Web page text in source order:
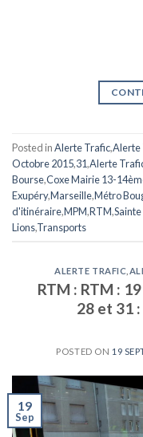
Posted inAlerte Trafic,Alerte
Octobre 2015,31,Alerte
Bourse,Coxe Mairie 13-
Exupéry,Marseille,Métro
d'itinéraire,MPM,RTM,
Lions,Transports
ALERTE TRAFIC
RTM : RTM :
28 et 31
POSTED ON 19
19
Sep